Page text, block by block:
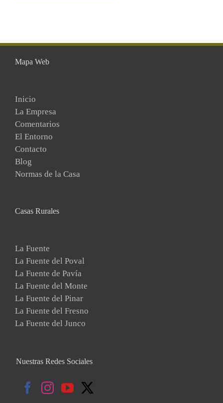
Mapa Web
Inicio
La Empresa
Comentarios
El Entorno
Contacto
Blog
Normas de la Casa
Casas Rurales
La Fuente
La Fuente del Poval
La Fuente de Pavía
La Fuente del Monte
La Fuente del Pinar
La Fuente del Fresno
La Fuente del Junco
Nuestras Redes Sociales